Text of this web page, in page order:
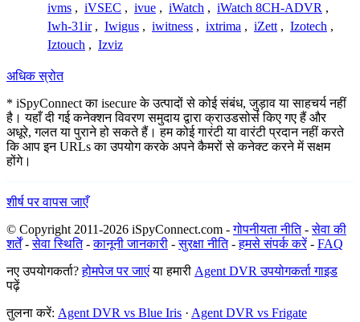
ivms , iVSEC , ivue , iWatch , iWatch 8CH-ADVR ,
Iwh-31ir , Iwigus , iwitness , ixtrima , iZett , Izotech ,
Iztouch , Izviz
अधिक स्रोत
* iSpyConnect का isecure के उत्पादों से कोई संबंध, जुड़ाव या साहचर्य नहीं
है। यहाँ दी गई कनेक्शन विवरण समुदाय द्वारा क्राउडसोर्स किए गए हैं और
अधूरे, गलत या पुराने हो सकते हैं। हम कोई गारंटी या वारंटी प्रदान नहीं करते
कि आप इन URLs का उपयोग करके अपने कैमरों से कनेक्ट करने में सक्षम
होंगे।
शीर्ष पर वापस जाएँ
© Copyright 2011-2026 iSpyConnect.com -गोपनीयता नीति-सेवा की
शर्तें-सेवा स्थिति-कानूनी जानकारी -सुरक्षा नीति-हमसे संपर्क करें- FAQ
नए उपयोगकर्ता?होमपेज पर जाएंया हमारी Agent DVR उपयोगकर्ता गाइड
पढ़ें
तुलना करें: Agent DVR vs Blue Iris · Agent DVR vs Frigate